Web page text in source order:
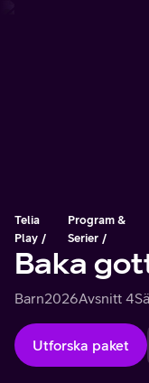
Telia
Play
Program &
Serier
Baka
Barn2026Avsnitt 4
Utforska paket